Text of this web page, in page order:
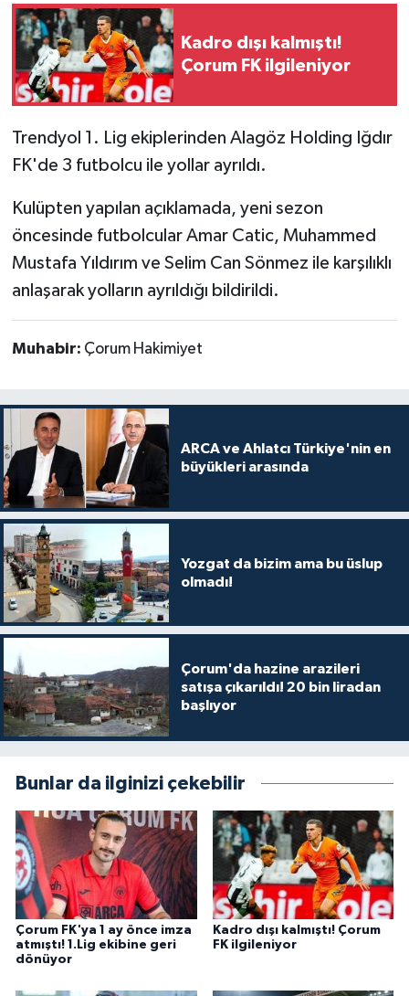
Kadro dışı kalmıştı!
Çorum FK ilgileniyor
Trendyol 1. Lig ekiplerinden Alagöz Holding Iğdır
FK'de 3 futbolcu ile yollar ayrıldı.
Kulüpten yapılan açıklamada, yeni sezon
öncesinde futbolcular Amar Catic, Muhammed
Mustafa Yıldırım ve Selim Can Sönmez ile karşılıklı
anlaşarak yolların ayrıldığı bildirildi.
Muhabir: Çorum Hakimiyet
ARCA ve Ahlatcı Türkiye'nin en
büyükleri arasında
Yozgat da bizim ama bu üslup
olmadı!
Çorum'da hazine arazileri
satışa çıkarıldı! 20 bin liradan
başlıyor
Bunlar da ilginizi çekebilir
Çorum FK'ya 1 ay önce imza
atmıştı! 1.Lig ekibine geri
dönüyor
Kadro dışı kalmıştı! Çorum
FK ilgileniyor